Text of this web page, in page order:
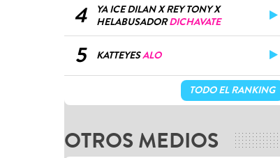
4
YA ICE DILAN X REY TONY X
HELABUSADORDICHAVATE
5 KATTEYESALO
TODO EL RANKING
OTROS MEDIOS